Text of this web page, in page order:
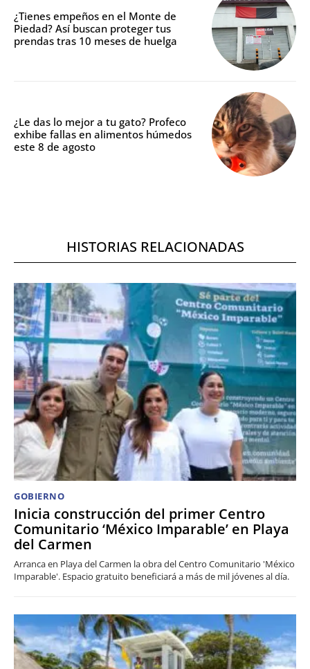
¿Tienes empeños en el Monte de
Piedad? Así buscan proteger tus
prendas tras 10 meses de huelga
¿Le das lo mejor a tu gato? Profeco
exhibe fallas en alimentos húmedos
este 8 de agosto
HISTORIAS RELACIONADAS
GOBIERNO
Inicia construcción del primer Centro
Comunitario ‘México Imparable’ en Playa
del Carmen
Arranca en Playa del Carmen la obra del Centro Comunitario 'México
Imparable'. Espacio gratuito beneficiará a más de mil jóvenes al día.